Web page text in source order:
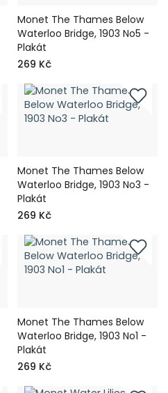
Monet The Thames Below
Waterloo Bridge, 1903 No5 -
Plakát
269 Kč
Monet The Thames Below
Waterloo Bridge, 1903 No3 -
Plakát
269 Kč
Monet The Thames Below
Waterloo Bridge, 1903 No1 -
Plakát
269 Kč